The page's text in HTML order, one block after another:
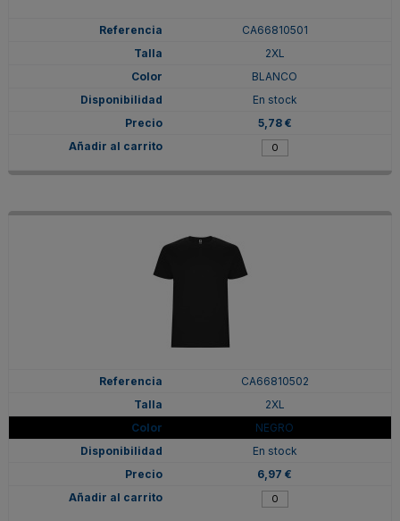
CA66810501
2XL
BLANCO
En stock
5,78 €
CA66810502
2XL
NEGRO
En stock
6,97 €